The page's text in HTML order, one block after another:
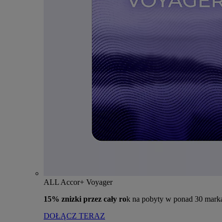
ALL Accor+ Voyager
15% znizki przez cały rok na pobyty w ponad 30
DOŁĄCZ TERAZ